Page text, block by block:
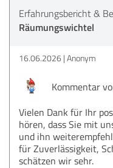
Erfahrungsbericht &
Räumungswichtel
16.06.2026 Anonym
Kommentar
Vielen Dank für Ihr
hören, dass Sie mit
und ihn
für Zuverlässigkeit,
schätzen wir sehr.